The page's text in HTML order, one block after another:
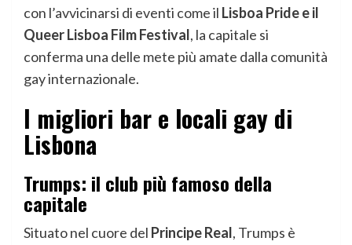
con l’avvicinarsi di eventi come il Lisboa Pride e il
Queer Lisboa Film Festival, la capitale si
conferma una delle mete più amate dalla comunità
gay internazionale.
I migliori bar e locali gay di
Lisbona
Trumps: il club più famoso della
capitale
Situato nel cuore del Principe Real, Trumps è